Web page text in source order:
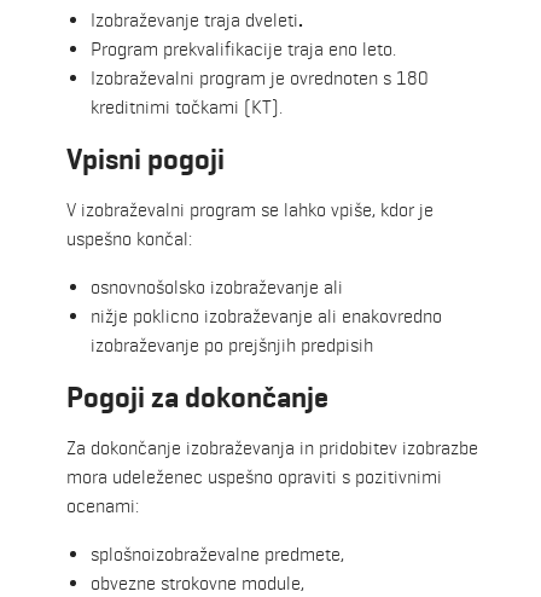
Izobraževanje traja dveleti.
Program prekvalifikacije traja eno leto.
Izobraževalni program je ovrednoten s 180
kreditnimi točkami (KT).
Vpisni pogoji
V izobraževalni program se lahko vpiše, kdor je
uspešno končal:
osnovnošolsko izobraževanje ali
nižje poklicno izobraževanje ali enakovredno
izobraževanje po prejšnjih predpisih
Pogoji za dokončanje
Za dokončanje izobraževanja in pridobitev izobrazbe
mora udeleženec uspešno opraviti s pozitivnimi
ocenami:
splošnoizobraževalne predmete,
obvezne strokovne module,